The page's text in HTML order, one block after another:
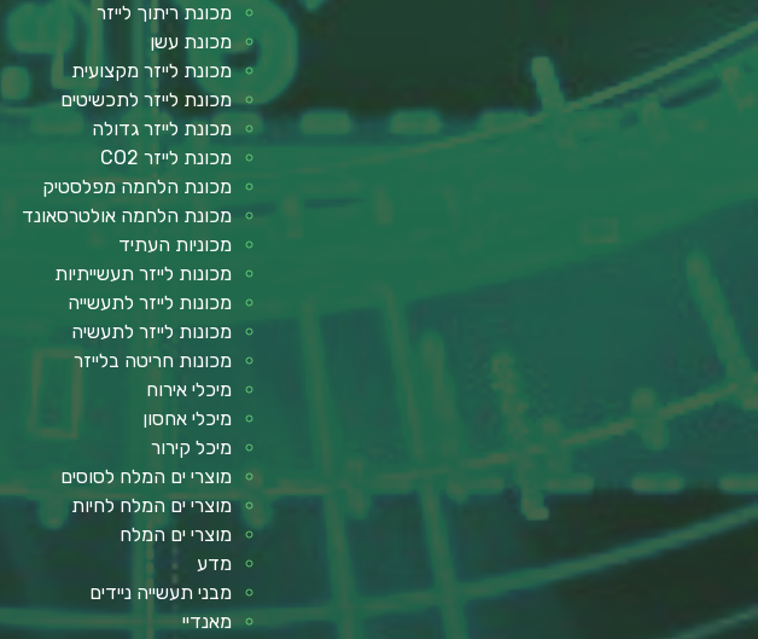
מכונת ריתוך לייזר
מכונת עשן
מכונת לייזר מקצועית
מכונת לייזר לתכשיטים
מכונת לייזר גדולה
מכונת לייזר CO2
מכונת הלחמה מפלסטיק
מכונת הלחמה אולטרסאונד
מכוניות העתיד
מכונות לייזר תעשייתיות
מכונות לייזר לתעשייה
מכונות לייזר לתעשיה
מכונות חריטה בלייזר
מיכלי אירוח
מיכלי אחסון
מיכל קירור
מוצרי ים המלח לסוסים
מוצרי ים המלח לחיות
מוצרי ים המלח
מדע
מבני תעשייה ניידים
מאנדיי